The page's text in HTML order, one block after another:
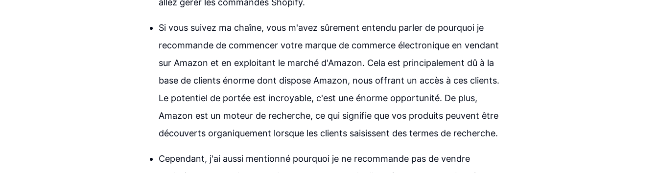
allez gérer les commandes Shopify.
Si vous suivez ma chaîne, vous m'avez sûrement entendu parler de pourquoi je
recommande de commencer votre marque de commerce électronique en vendant
sur Amazon et en exploitant le marché d'Amazon. Cela est principalement dû à la
base de clients énorme dont dispose Amazon, nous offrant un accès à ces clients.
Le potentiel de portée est incroyable, c'est une énorme opportunité. De plus,
Amazon est un moteur de recherche, ce qui signifie que vos produits peuvent être
découverts organiquement lorsque les clients saisissent des termes de recherche.
Cependant, j'ai aussi mentionné pourquoi je ne recommande pas de vendre